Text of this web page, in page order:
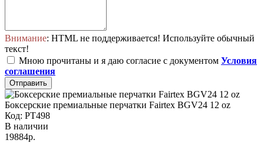
Внимание: HTML не поддерживается! Используйте обычный
текст!
Мною прочитаны и я даю согласие с документом Условия
соглашения
Отправить
Боксерские премиальные перчатки Fairtex BGV24 12 oz
Код: PT498
В наличии
19884р.